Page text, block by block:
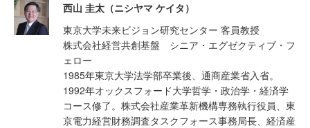
西山 圭太（ニシヤマ ケイタ）
東京大学未来ビジョン研究センター 客員教授
株式会社経営共創基盤 シニア・エグゼクティブ・フ
ェロー
1985年東京大学法学部卒業後、通商産業省入省。
1992年オックスフォード大学哲学・政治学・経済学
コース修了。株式会社産業革新機構専務執行役員、東
京電力経営財務調査タスクフォース事務局長、経済産